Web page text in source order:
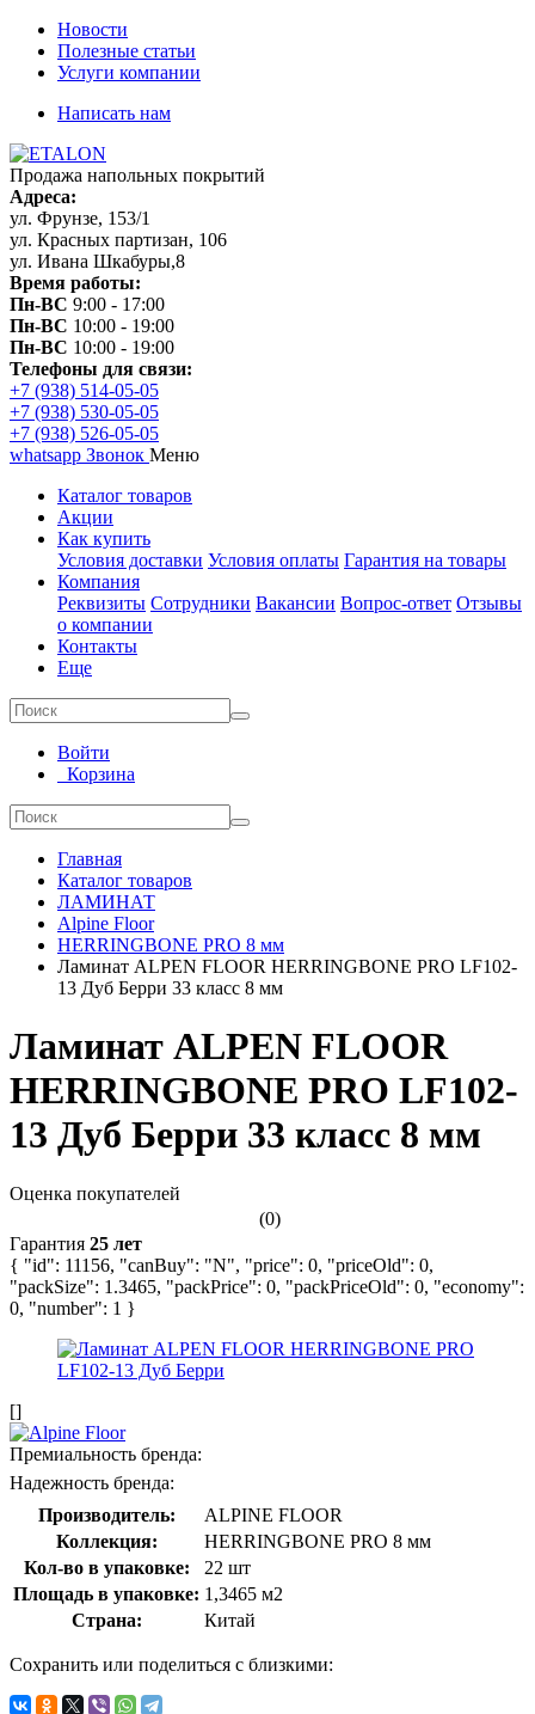
Новости
Полезные статьи
Услуги компании
Написать нам
Продажа напольных покрытий
Адреса:
ул. Фрунзе, 153/1
ул. Красных партизан, 106
ул. Ивана Шкабуры,8
Время работы:
Пн-ВС 9:00 - 17:00
Пн-ВС 10:00 - 19:00
Пн-ВС 10:00 - 19:00
Телефоны для связи:
+7 (938) 514-05-05
+7 (938) 530-05-05
+7 (938) 526-05-05
whatsapp Звонок Меню
Каталог товаров
Акции
Как купить
Условия доставки Условия оплаты Гарантия на товары
Компания
Реквизиты Сотрудники Вакансии Вопрос-ответ Отзывы
о компании
Контакты
Еще
Войти
Корзина
Главная
Каталог товаров
ЛАМИНАТ
Alpine Floor
HERRINGBONE PRO 8 мм
Ламинат ALPEN FLOOR HERRINGBONE PRO LF102-
13 Дуб Берри 33 класс 8 мм
Ламинат ALPEN FLOOR
HERRINGBONE PRO LF102-
13 Дуб Берри 33 класс 8 мм
Оценка покупателей
(0)
Гарантия 25 лет
{ "id": 11156, "canBuy": "N", "price": 0, "priceOld": 0,
"packSize": 1.3465, "packPrice": 0, "packPriceOld": 0, "economy":
0, "number": 1 }
[]
Премиальность бренда:
Надежность бренда:
Производитель:
ALPINE FLOOR
Коллекция:
HERRINGBONE PRO 8 мм
Кол-во в упаковке:
22 шт
Площадь в упаковке: 1,3465 м2
Страна:
Китай
Сохранить или поделиться с близкими: